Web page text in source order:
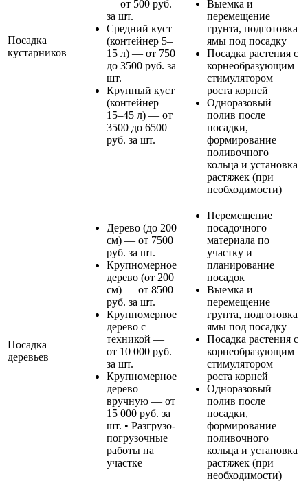
Посадка
кустарников
— от 500 руб.
за шт.
Средний куст
(контейнер 5–
15 л) — от 750
до 3500 руб. за
шт.
Крупный куст
(контейнер
15–45 л) — от
3500 до 6500
руб. за шт.
Выемка и
перемещение
грунта, подготовка
ямы под посадку
Посадка растения с
корнеобразующим
стимулятором
роста корней
Одноразовый
полив после
посадки,
формирование
поливочного
кольца и установка
растяжек (при
необходимости)
Посадка
деревьев
Дерево (до 200
см) — от 7500
руб. за шт.
Крупномерное
дерево (от 200
см) — от 8500
руб. за шт.
Крупномерное
дерево с
техникой —
от 10 000 руб.
за шт.
Крупномерное
дерево
вручную — от
15 000 руб. за
шт. • Разгрузо-
погрузочные
работы на
участке
Перемещение
посадочного
материала по
участку и
планирование
посадок
Выемка и
перемещение
грунта, подготовка
ямы под посадку
Посадка растения с
корнеобразующим
стимулятором
роста корней
Одноразовый
полив после
посадки,
формирование
поливочного
кольца и установка
растяжек (при
необходимости)